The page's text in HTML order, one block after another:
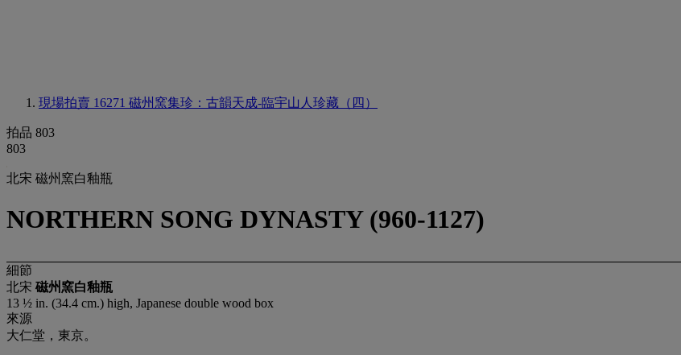
現場拍賣 16271 磁州窯集珍：古韻天成-臨宇山人珍藏（四）
拍品 803
803
北宋 磁州窯白釉瓶
NORTHERN SONG DYNASTY (960-1127)
細節
北宋 磁州窯白釉瓶
13 ½ in. (34.4 cm.) high, Japanese double wood box
來源
大仁堂，東京。